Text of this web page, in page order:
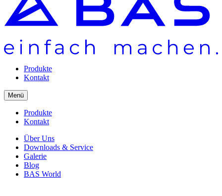
Produkte
Kontakt
Menü
Produkte
Kontakt
Über Uns
Downloads & Service
Galerie
Blog
BAS World